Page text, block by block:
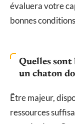
évaluera votre
bonnes
Quelles
un chaton
Être majeur,
ressources